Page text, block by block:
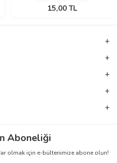
15,00 TL
Aboneliği
olmak için e-bültenimize abone olun!